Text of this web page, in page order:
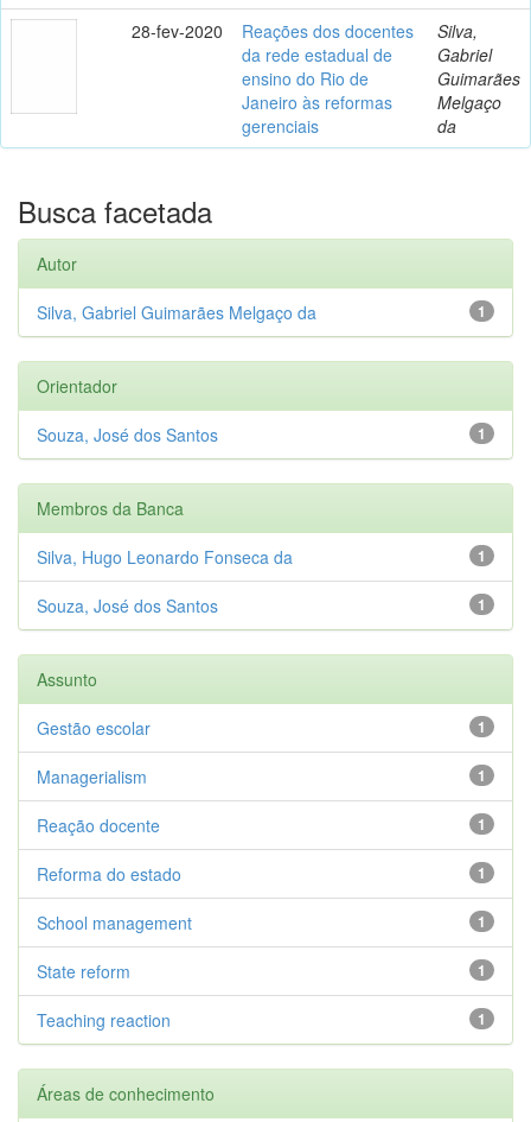
28-fev-2020
Reações dos docentes
da rede estadual de
ensino do Rio de
Janeiro às reformas
gerenciais
Silva,
Gabriel
Guimarães
Melgaço
da
Busca facetada
Autor
1
Silva, Gabriel Guimarães Melgaço da
Orientador
1
Souza, José dos Santos
Membros da Banca
1
Silva, Hugo Leonardo Fonseca da
1
Souza, José dos Santos
Assunto
1
Gestão escolar
1
Managerialism
1
Reação docente
1
Reforma do estado
1
School management
1
State reform
1
Teaching reaction
Áreas de conhecimento